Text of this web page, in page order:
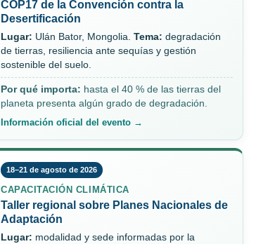
COP17 de la Convención contra la
Desertificación
Lugar: Ulán Bator, Mongolia. Tema: degradación
de tierras, resiliencia ante sequías y gestión
sostenible del suelo.
Por qué importa: hasta el 40 % de las tierras del
planeta presenta algún grado de degradación.
Información oficial del evento →
18–21 de agosto de 2026
CAPACITACIÓN CLIMÁTICA
Taller regional sobre Planes Nacionales de
Adaptación
Lugar: modalidad y sede informadas por la